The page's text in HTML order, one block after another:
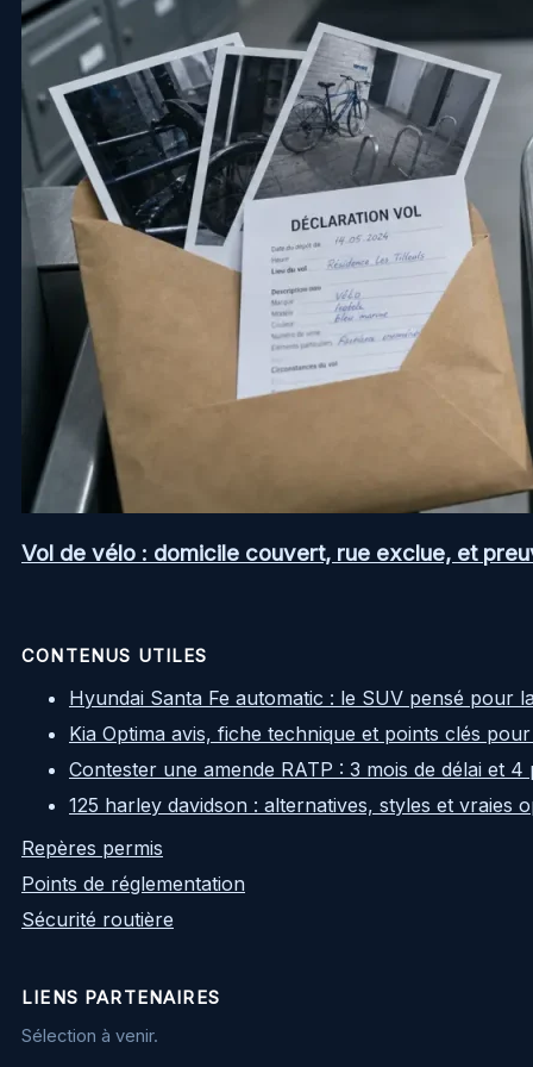
Vol de vélo : domicile couvert, rue exclue, et
CONTENUS UTILES
Hyundai Santa Fe automatic : le SUV pensé pour
Kia Optima avis, fiche technique et points clés
Contester une amende RATP : 3 mois de délai et
125 harley davidson : alternatives, styles et vraies
Repères permis
Points de réglementation
Sécurité routière
LIENS PARTENAIRES
Sélection à venir.